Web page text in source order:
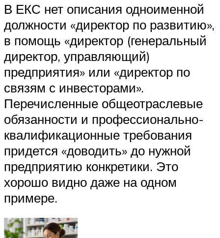
В ЕКС нет описания одноименной
должности «директор по развитию»,
в помощь «директор (генеральный
директор, управляющий)
предприятия» или «директор по
связям с инвесторами».
Перечисленные общеотраслевые
обязанности и профессионально-
квалификационные требования
придется «доводить» до нужной
предприятию конкретики. Это
хорошо видно даже на одном
примере.